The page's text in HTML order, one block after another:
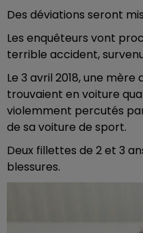
Des déviations seront
Les enquêteurs vont
terrible accident,
Le 3 avril 2018, une
trouvaient en voiture
violemment percutés
de sa voiture de sport.
Deux fillettes de 2 et 3
blessures.